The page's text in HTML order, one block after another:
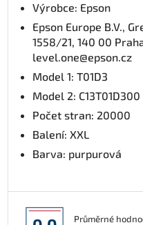
Výrobce: Epson
Epson Europe B.V.,
1558/21, 140 00
level.one@epson.cz
Model 1: T01D3
Model 2: C13T01D300
Počet stran: 20000
Balení: XXL
Barva: purpurová
Průměrné